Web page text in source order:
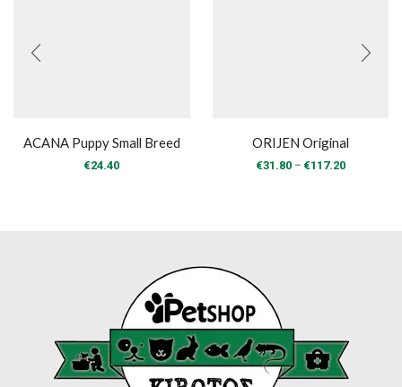
ACANA Puppy Small Breed
€24.40
ORIJEN Original
€31.80 – €117.20Price